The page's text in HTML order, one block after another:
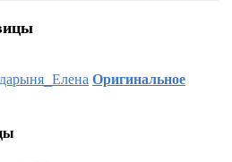
Оригинальное